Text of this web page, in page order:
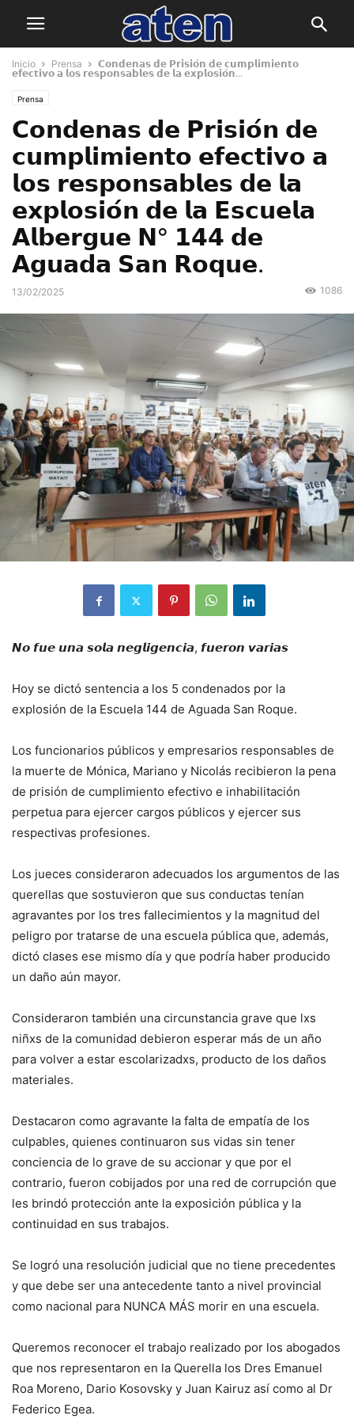
Inicio Prensa
𝗖𝗼𝗻𝗱𝗲𝗻𝗮𝘀 𝗱𝗲 𝗣𝗿𝗶𝘀𝗶𝗼́𝗻 𝗱𝗲 𝗰𝘂𝗺𝗽𝗹𝗶𝗺𝗶𝗲𝗻𝘁𝗼
𝗲𝗳𝗲𝗰𝘁𝗶𝘃𝗼 𝗮 𝗹𝗼𝘀 𝗿𝗲𝘀𝗽𝗼𝗻𝘀𝗮𝗯𝗹𝗲𝘀 𝗱𝗲 𝗹𝗮 𝗲𝘅𝗽𝗹𝗼𝘀𝗶𝗼́𝗻...
Prensa
𝗖𝗼𝗻𝗱𝗲𝗻𝗮𝘀 𝗱𝗲 𝗣𝗿𝗶𝘀𝗶𝗼́𝗻 𝗱𝗲
𝗰𝘂𝗺𝗽𝗹𝗶𝗺𝗶𝗲𝗻𝘁𝗼 𝗲𝗳𝗲𝗰𝘁𝗶𝘃𝗼 𝗮
𝗹𝗼𝘀 𝗿𝗲𝘀𝗽𝗼𝗻𝘀𝗮𝗯𝗹𝗲𝘀 𝗱𝗲 𝗹𝗮
𝗲𝘅𝗽𝗹𝗼𝘀𝗶𝗼́𝗻 𝗱𝗲 𝗹𝗮 𝗘𝘀𝗰𝘂𝗲𝗹𝗮
𝗔𝗹𝗯𝗲𝗿𝗴𝘂𝗲 𝗡° 𝟭𝟰𝟰 𝗱𝗲
𝗔𝗴𝘂𝗮𝗱𝗮 𝗦𝗮𝗻 𝗥𝗼𝗾𝘂𝗲.
13/02/2025 1086
𝙉𝙤 𝙛𝙪𝙚 𝙪𝙣𝙖 𝙨𝙤𝙡𝙖 𝙣𝙚𝙜𝙡𝙞𝙜𝙚𝙣𝙘𝙞𝙖, 𝙛𝙪𝙚𝙧𝙤𝙣 𝙫𝙖𝙧𝙞𝙖𝙨
Hoy se dictó sentencia a los 5 condenados por la
explosión de la Escuela 144 de Aguada San Roque.
Los funcionarios públicos y empresarios responsables de
la muerte de Mónica, Mariano y Nicolás recibieron la pena
de prisión de cumplimiento efectivo e inhabilitación
perpetua para ejercer cargos públicos y ejercer sus
respectivas profesiones.
Los jueces consideraron adecuados los argumentos de las
querellas que sostuvieron que sus conductas tenían
agravantes por los tres fallecimientos y la magnitud del
peligro por tratarse de una escuela pública que, además,
dictó clases ese mismo día y que podría haber producido
un daño aún mayor.
Consideraron también una circunstancia grave que lxs
niñxs de la comunidad debieron esperar más de un año
para volver a estar escolarizadxs, producto de los daños
materiales.
Destacaron como agravante la falta de empatía de los
culpables, quienes continuaron sus vidas sin tener
conciencia de lo grave de su accionar y que por el
contrario, fueron cobijados por una red de corrupción que
les brindó protección ante la exposición pública y la
continuidad en sus trabajos.
Se logró una resolución judicial que no tiene precedentes
y que debe ser una antecedente tanto a nivel provincial
como nacional para NUNCA MÁS morir en una escuela.
Queremos reconocer el trabajo realizado por los abogados
que nos representaron en la Querella los Dres Emanuel
Roa Moreno, Dario Kosovsky y Juan Kairuz así como al Dr
Federico Egea.